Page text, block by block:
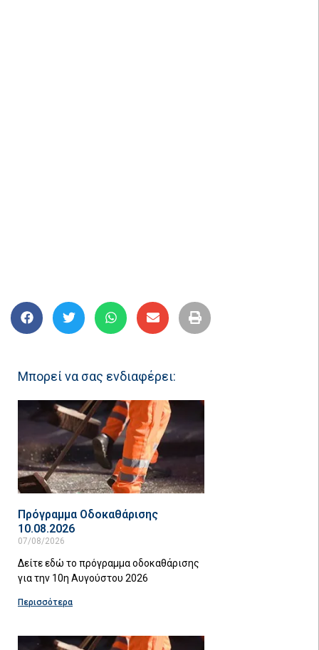
Μπορεί να σας ενδιαφέρει:
Πρόγραμμα Οδοκαθάρισης
10.08.2026
07/08/2026
Δείτε εδώ το πρόγραμμα οδοκαθάρισης
για την 10η Αυγούστου 2026
Περισσότερα